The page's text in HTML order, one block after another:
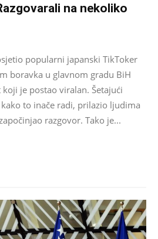
na nekoliko
popularni japanski TikToker
boravka u glavnom gradu BiH
je postao viralan. Šetajući
to inače radi, prilazio ljudima
razgovor. Tako je...